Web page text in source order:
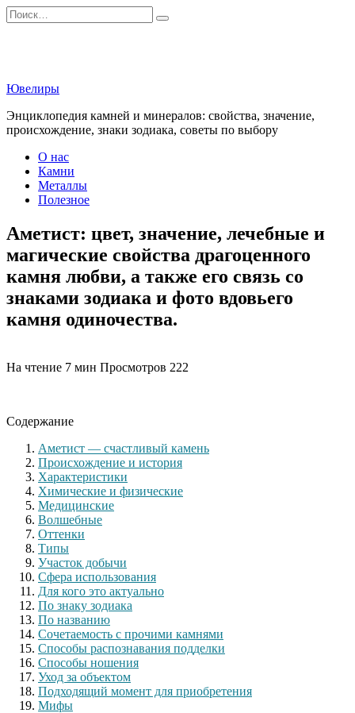
Перейти
к
Search
for:
Ювелиры
Энциклопедия камней и минералов: свойства, значение,
происхождение, знаки зодиака, советы по выбору
О нас
Камни
Металлы
Полезное
Аметист: цвет, значение, лечебные и
магические свойства драгоценного
камня любви, а также его связь со
знаками зодиака и фото вдовьего
камня одиночества.
На чтение 7 мин Просмотров 222
Содержание
Аметист — счастливый камень
Происхождение и история
Характеристики
Химические и физические
Медицинские
Волшебные
Оттенки
Типы
Участок добычи
Сфера использования
Для кого это актуально
По знаку зодиака
По названию
Сочетаемость с прочими камнями
Способы распознавания подделки
Способы ношения
Уход за объектом
Подходящий момент для приобретения
Мифы